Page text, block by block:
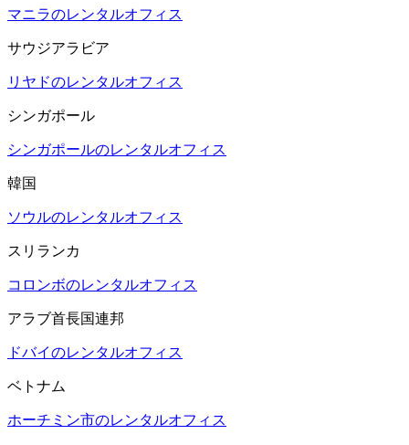
マニラのレンタルオフィス
サウジアラビア
リヤドのレンタルオフィス
シンガポール
シンガポールのレンタルオフィス
韓国
ソウルのレンタルオフィス
スリランカ
コロンボのレンタルオフィス
アラブ首長国連邦
ドバイのレンタルオフィス
ベトナム
ホーチミン市のレンタルオフィス